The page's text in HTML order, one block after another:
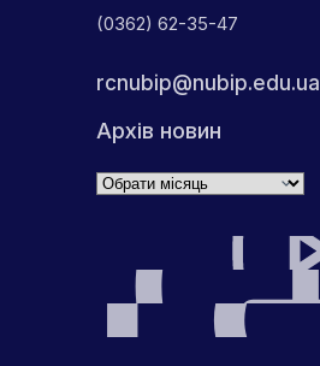
(0362) 62-35-47
rcnubip@nubip.edu.ua
Архів новин
Архіви